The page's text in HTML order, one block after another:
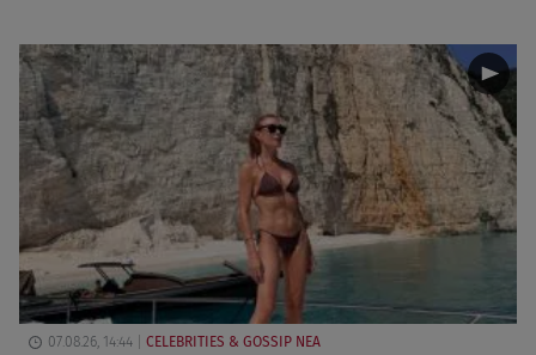
07.08.26, 14:44 CELEBRITIES & GOSSIP ΝΕΑ